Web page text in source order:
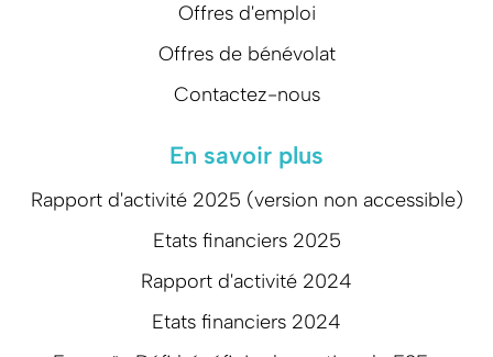
Offres d'emploi
Offres de bénévolat
Contactez-nous
En savoir plus
Rapport d'activité 2025 (version non accessible)
Etats financiers 2025
Rapport d'activité 2024
Etats financiers 2024